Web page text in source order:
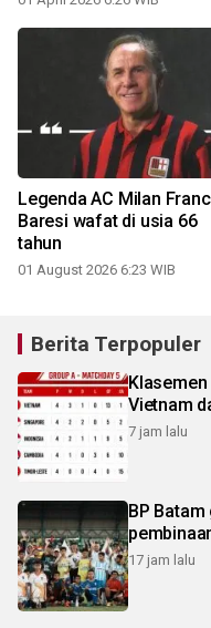
Legenda AC Milan
Baresi wafat di usia 66
tahun
01 August 2026 6:23 WIB
Berita Terpopuler
Klasemen
Vietnam
7 jam lalu
BP
17 jam lalu